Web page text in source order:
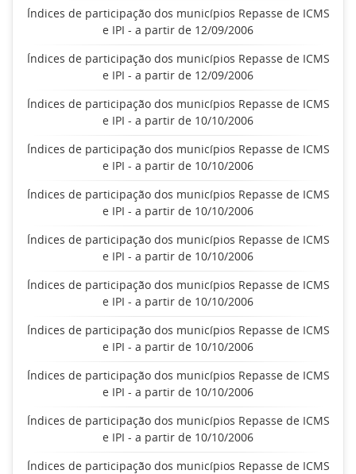
Índices de participação dos municípios Repasse de ICMS
e IPI - a partir de 12/09/2006
Índices de participação dos municípios Repasse de ICMS
e IPI - a partir de 12/09/2006
Índices de participação dos municípios Repasse de ICMS
e IPI - a partir de 10/10/2006
Índices de participação dos municípios Repasse de ICMS
e IPI - a partir de 10/10/2006
Índices de participação dos municípios Repasse de ICMS
e IPI - a partir de 10/10/2006
Índices de participação dos municípios Repasse de ICMS
e IPI - a partir de 10/10/2006
Índices de participação dos municípios Repasse de ICMS
e IPI - a partir de 10/10/2006
Índices de participação dos municípios Repasse de ICMS
e IPI - a partir de 10/10/2006
Índices de participação dos municípios Repasse de ICMS
e IPI - a partir de 10/10/2006
Índices de participação dos municípios Repasse de ICMS
e IPI - a partir de 10/10/2006
Índices de participação dos municípios Repasse de ICMS